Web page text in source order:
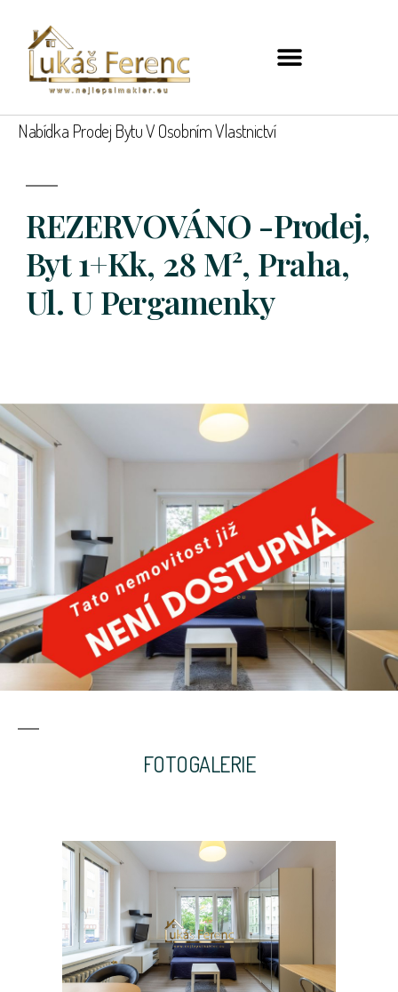
Nabídka Prodej Bytu V Osobním Vlastnictví
REZERVOVÁNO -Prodej,
Byt 1+kk, 28 M², Praha,
Ul. U Pergamenky
FOTOGALERIE